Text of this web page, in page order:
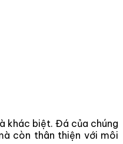
khác biệt. Đá của chúng
còn thân thiện với môi